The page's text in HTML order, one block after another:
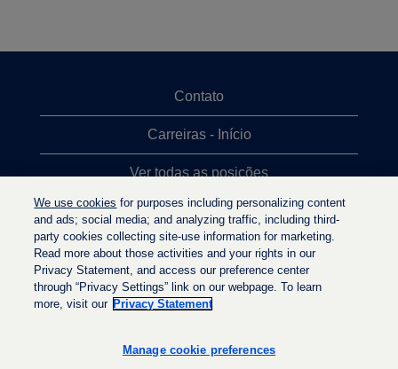
Contato
Carreiras - Início
Ver todas as posições
Posições mais procuradas
Política de privacidade
r
r
We use cookies for purposes including personalizing content
and ads; social media; and analyzing traffic, including third-
party cookies collecting site-use information for marketing.
Read more about those activities and your rights in our
Privacy Statement, and access our preference center
through “Privacy Settings” link on our webpage. To learn
more, visit our Privacy Statement
Manage cookie preferences